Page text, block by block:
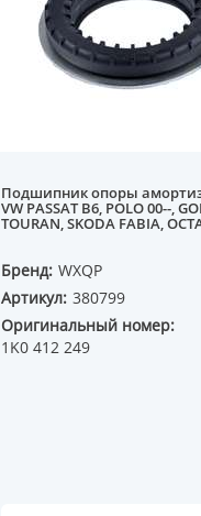
Подшипник опоры
VW PASSAT B6, POLO 00--,
TOURAN, SKODA FABIA,
Бренд: WXQP
Артикул: 380799
Оригинальный номер:
1K0 412 249